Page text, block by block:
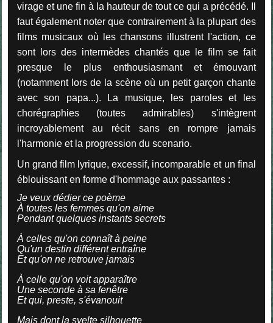
virage et une fin à la hauteur de tout ce qui a précédé. Il
faut également noter que contrairement à la plupart des
films musicaux où les chansons illustrent l'action, ce
sont lors des intermèdes chantés que le film se fait
presque le plus enthousiasmant et émouvant
(notamment lors de la scène où un petit garçon chante
avec son papa...). La musique, les paroles et les
chorégraphies (toutes admirables) s'intègrent
incroyablement au récit sans en rompre jamais
l'harmonie et la progression du scenario.
Un grand film lyrique, excessif, incomparable et un final
éblouissant en forme d'hommage aux passantes :
Je veux dédier ce poème
À toutes les femmes qu'on aime
Pendant quelques instants secrets
À celles qu'on connaît à peine
Qu'un destin différent entraîne
Et qu'on ne retrouve jamais
À celle qu'on voit apparaître
Une seconde à sa fenêtre
Et qui, preste, s'évanouit
Mais dont la svelte silhouette